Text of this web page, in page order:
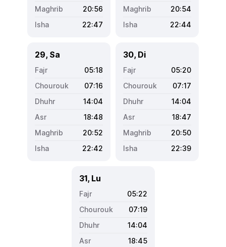
20:56
22:47
20:54
22:44
29, Sa
05:18
07:16
14:04
18:48
20:52
22:42
30, Di
05:20
07:17
14:04
18:47
20:50
22:39
31, Lu
05:22
07:19
14:04
18:45